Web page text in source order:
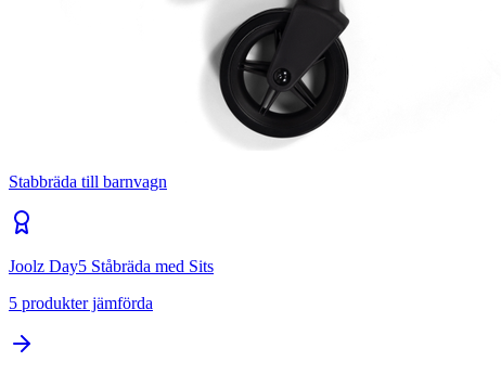
Stabbräda till barnvagn
Joolz Day5 Ståbräda med Sits
5 produkter jämförda